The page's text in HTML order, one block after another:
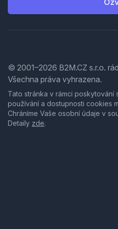
© 2001–2026 B2M.CZ s.r.o.
Všechna práva vyhrazena.
Tato stránka v rámci poskytování
používání a dostupnosti cookies
Chráníme Vaše osobní údaje v
Detaily zde.